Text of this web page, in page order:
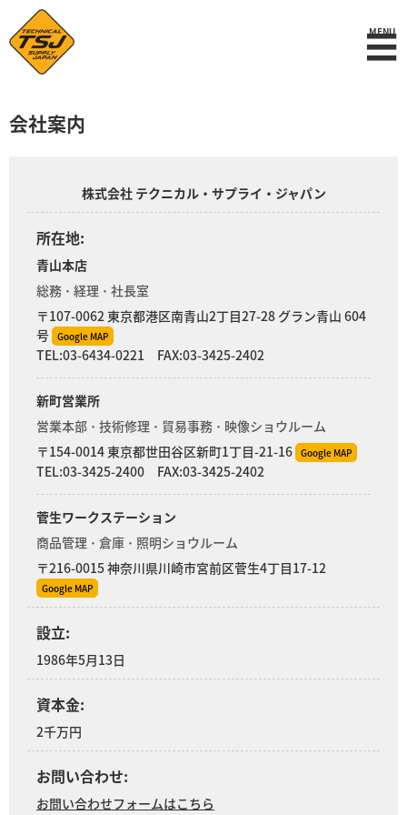
MENU
☰
会社案内
株式会社 テクニカル・サプライ・ジャパン
所在地:
青山本店
総務 ･ 経理 ･ 社長室
〒107-0062 東京都港区南青山2丁目27-28 グラン青山 604
号 Google MAP
TEL:03-6434-0221 FAX:03-3425-2402
新町営業所
営業本部 ･ 技術修理 ･ 貿易事務 ･ 映像ショウルーム
〒154-0014 東京都世田谷区新町1丁目-21-16 Google MAP
TEL:03-3425-2400 FAX:03-3425-2402
菅生ワークステーション
商品管理 ･ 倉庫 ･ 照明ショウルーム
〒216-0015 神奈川県川崎市宮前区菅生4丁目17-12
Google MAP
設立:
1986年5月13日
資本金:
2千万円
お問い合わせ:
お問い合わせフォームはこちら